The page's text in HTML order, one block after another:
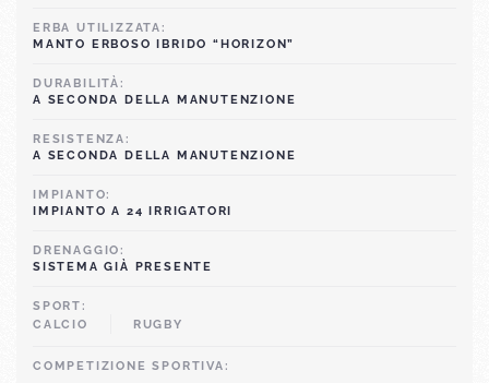
ERBA UTILIZZATA:
MANTO ERBOSO IBRIDO “HORIZON”
DURABILITÀ:
A SECONDA DELLA MANUTENZIONE
RESISTENZA:
A SECONDA DELLA MANUTENZIONE
IMPIANTO:
IMPIANTO A 24 IRRIGATORI
DRENAGGIO:
SISTEMA GIÀ PRESENTE
SPORT:
CALCIO
RUGBY
COMPETIZIONE SPORTIVA: